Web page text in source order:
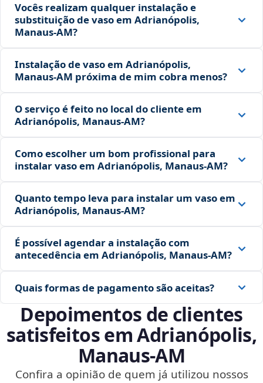
Vocês realizam qualquer instalação e
substituição de vaso em Adrianópolis,
Manaus‑AM?
Instalação de vaso em Adrianópolis,
Manaus‑AM próxima de mim cobra menos?
O serviço é feito no local do cliente em
Adrianópolis, Manaus‑AM?
Como escolher um bom profissional para
instalar vaso em Adrianópolis, Manaus‑AM?
Quanto tempo leva para instalar um vaso em
Adrianópolis, Manaus‑AM?
É possível agendar a instalação com
antecedência em Adrianópolis, Manaus‑AM?
Quais formas de pagamento são aceitas?
Depoimentos de clientes
satisfeitos em Adrianópolis,
Manaus‑AM
Confira a opinião de quem já utilizou nossos